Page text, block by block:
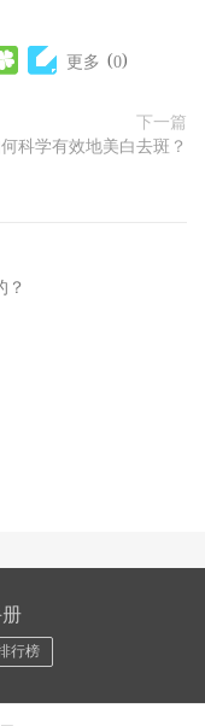
更多 (0)
下一篇
科学有效地美白去斑？
？
行榜